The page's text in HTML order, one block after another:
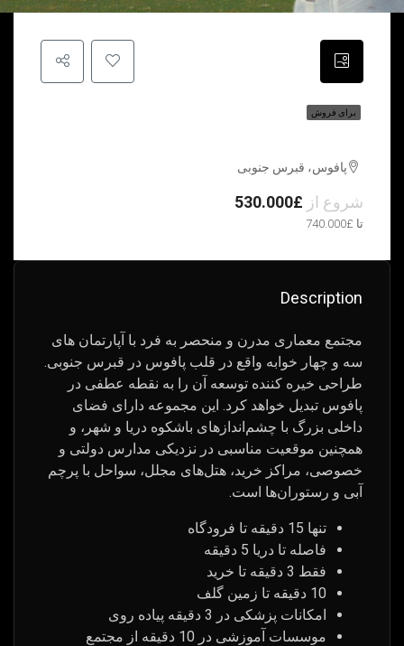
برای فروش
پافوس، قبرس جنوبی
شروع از £530.000
تا £740.000
Description
مجتمع معماری مدرن و منحصر به فرد با آپارتمان های
سه و چهار خوابه واقع در قلب پافوس در قبرس جنوبی.
طراحی خیره کننده توسعه آن را به نقطه عطفی در
پافوس تبدیل خواهد کرد. این مجموعه دارای فضای
داخلی بزرگ با چشم‌اندازهای باشکوه دریا و شهر، و
همچنین موقعیت مناسبی در نزدیکی مدارس دولتی و
خصوصی، مراکز خرید، هتل‌های مجلل، سواحل با پرچم
آبی و رستوران‌ها است.
تنها 15 دقیقه تا فرودگاه
فاصله تا دریا 5 دقیقه
فقط 3 دقیقه تا خرید
10 دقیقه تا زمین گلف
امکانات پزشکی در 3 دقیقه پیاده روی
موسسات آموزشی در 10 دقیقه از مجتمع